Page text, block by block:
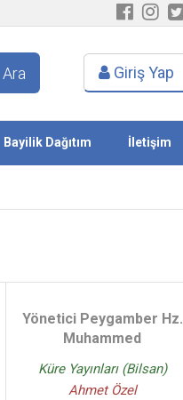
Ara Giriş Yap
Bayilik Dağıtım İletişim
Yönetici Peygamber Hz.
Muhammed
Küre Yayınları (Bilsan)
Ahmet Özel